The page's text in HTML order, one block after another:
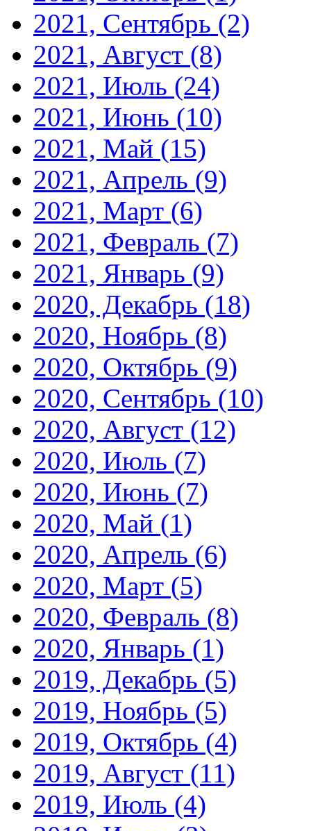
2021, Сентябрь (2)
2021, Август (8)
2021, Июль (24)
2021, Июнь (10)
2021, Май (15)
2021, Апрель (9)
2021, Март (6)
2021, Февраль (7)
2021, Январь (9)
2020, Декабрь (18)
2020, Ноябрь (8)
2020, Октябрь (9)
2020, Сентябрь (10)
2020, Август (12)
2020, Июль (7)
2020, Июнь (7)
2020, Май (1)
2020, Апрель (6)
2020, Март (5)
2020, Февраль (8)
2020, Январь (1)
2019, Декабрь (5)
2019, Ноябрь (5)
2019, Октябрь (4)
2019, Август (11)
2019, Июль (4)